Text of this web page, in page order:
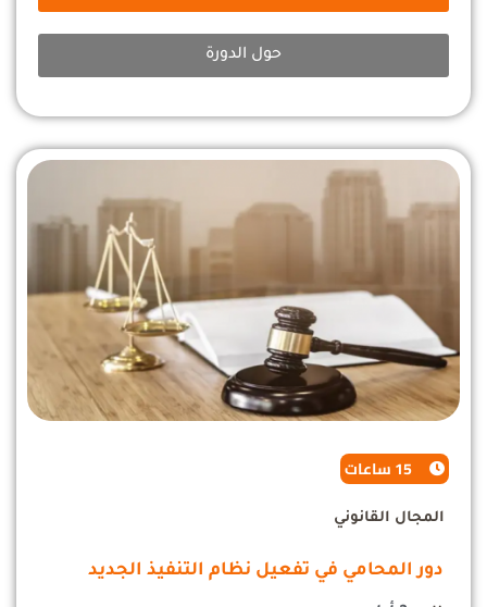
حول الدورة
15 ساعات
المجال القانوني
دور المحامي في تفعيل نظام التنفيذ الجديد